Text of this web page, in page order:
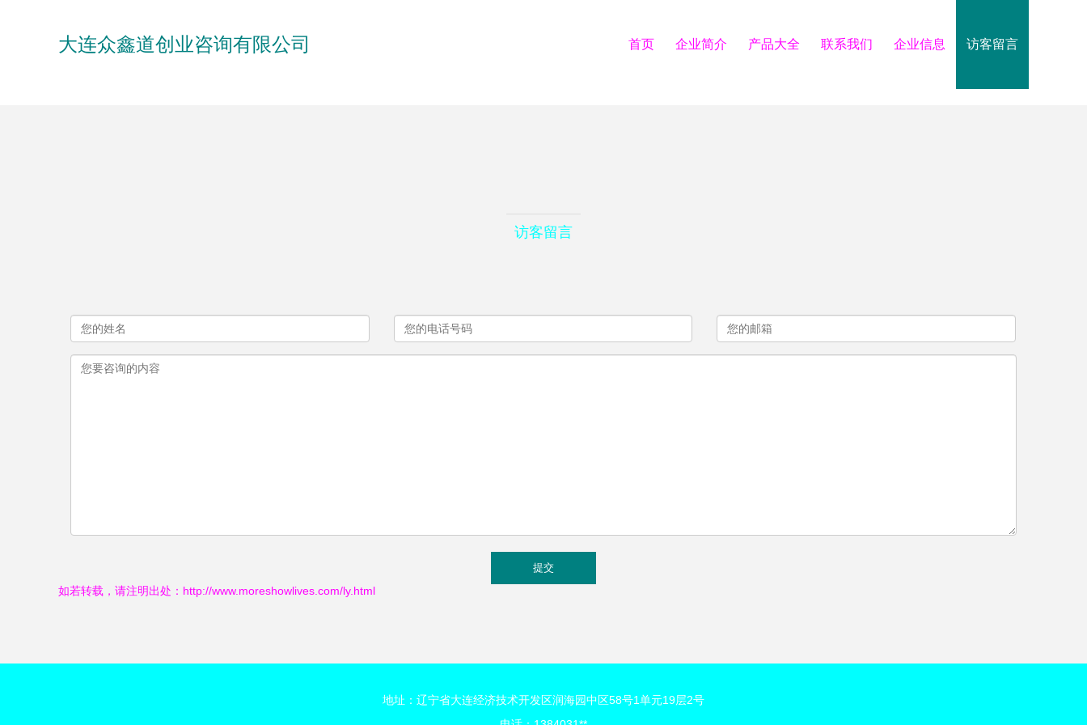
大连众鑫道创业咨询有限公司 首页 企业简介 产品大全 联系我们 企业信息 访客留言
访客留言
如若转载，请注明出处：http://www.moreshowlives.com/ly.html
地址：辽宁省大连经济技术开发区润海园中区58号1单元19层2号